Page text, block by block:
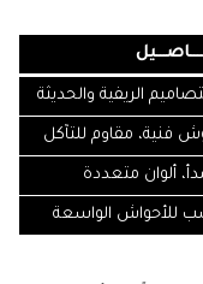
الريفية والحديثة
فنية، مقاوم للتآكل
ألوان متعددة
للأحواش الواسعة